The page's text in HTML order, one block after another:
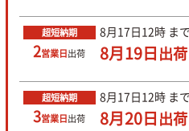
超短納期
2営業日出荷
8月17日12時ま
8月19日出荷
超短納期
3営業日出荷
8月17日12時ま
8月20日出荷